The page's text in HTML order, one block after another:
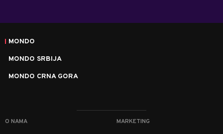
MONDO
MONDO SRBIJA
MONDO CRNA GORA
O NAMA MARKETING